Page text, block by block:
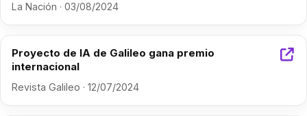
La Nación · 03/08/2024
Proyecto de IA de Galileo gana premio
internacional
Revista Galileo · 12/07/2024